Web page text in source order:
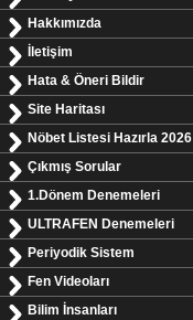
Hakkımızda
İletişim
Hata & Öneri Bildir
Site Haritası
Nöbet Listesi Hazırla 2026
Çıkmış Sorular
1.Dönem Denemeleri
ULTRAFEN Denemeleri
Periyodik Sistem
Fen Videoları
Bilim İnsanları